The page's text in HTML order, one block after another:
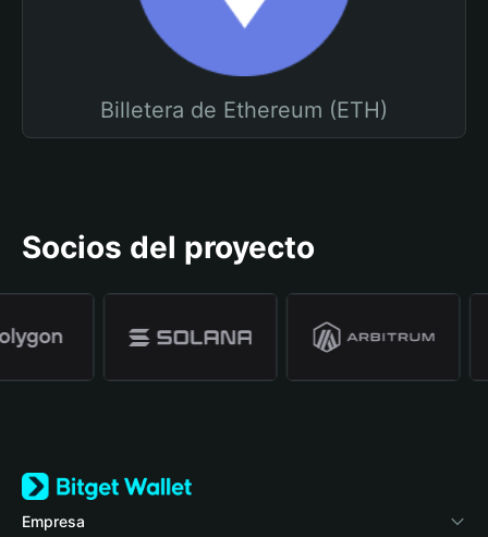
Billetera de Ethereum (ETH)
Socios del proyecto
Empresa